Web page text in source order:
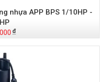
nhựa APP BPS 1/10HP -